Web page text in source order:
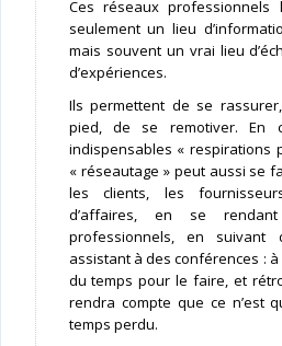
Ces réseaux
seulement un lieu
mais souvent un vrai lieu
d’expériences.
Ils permettent de se
pied, de se remotiver. En
indispensables « respirations
« réseautage » peut aussi se
les clients, les
d’affaires, en se
professionnels, en suivant
assistant à des conférences :
du temps pour le faire, et
rendra compte que ce n’est
temps perdu.